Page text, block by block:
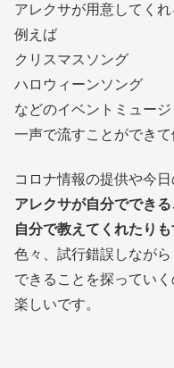
アレクサが用意してくれ
例えば
クリスマスソング
ハロウィーンソング
などのイベントミュージ
一声で流すことができて
コロナ情報の提供や今
アレクサが自分ででき
自分で教えてくれたりも
色々、試行錯誤しながら
できることを探っていく
楽しいです。